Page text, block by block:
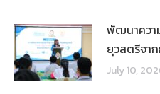
พัฒนาควา
ยุวสตรีจา
July 10,